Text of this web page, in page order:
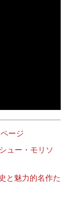
ージ
ュー・モリソ
と魅力的名作た